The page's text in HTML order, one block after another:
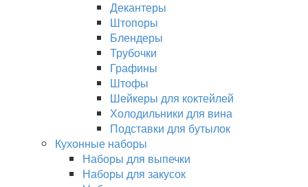
Декантеры
Штопоры
Блендеры
Трубочки
Графины
Штофы
Шейкеры для коктейлей
Холодильники для вина
Подставки для бутылок
Кухонные наборы
Наборы для выпечки
Наборы для закусок